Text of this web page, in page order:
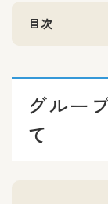
目次
グルー
て